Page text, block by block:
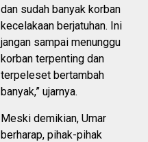
dan sudah banyak korban
kecelakaan berjatuhan. Ini
jangan sampai menunggu
korban terpenting dan
terpeleset bertambah
banyak,” ujarnya.
Meski demikian, Umar
berharap, pihak-pihak